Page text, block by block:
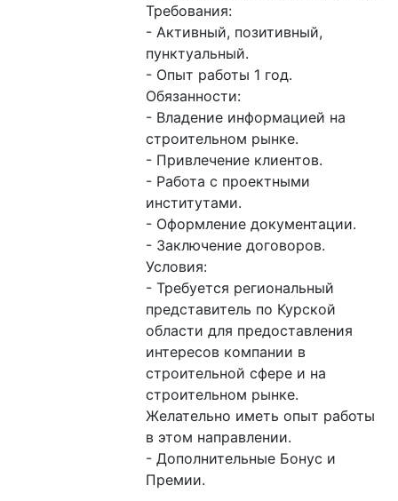
Требования:
- Активный, позитивный,
пунктуальный.
- Опыт работы 1 год.
Обязанности:
- Владение информацией на
строительном рынке.
- Привлечение клиентов.
- Работа с проектными
институтами.
- Оформление документации.
- Заключение договоров.
Условия:
- Требуется региональный
представитель по Курской
области для предоставления
интересов компании в
строительной сфере и на
строительном рынке.
Желательно иметь опыт работы
в этом направлении.
- Дополнительные Бонус и
Премии.